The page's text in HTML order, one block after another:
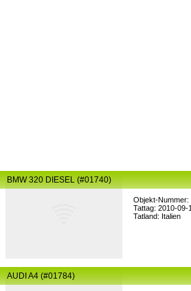
Objekt-Nummer:
Tattag: 2010-09-
Tatland: Italien
BMW 320 DIESEL (#01740)
AUDI A4 (#01784)